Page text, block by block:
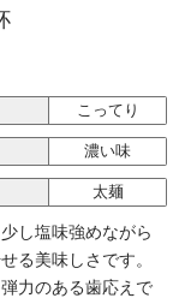
こってり
濃い味
太麺
し塩味強めながら
る美味しさです。
力のある歯応えで